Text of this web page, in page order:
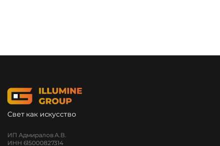
Свет как искусство
ИП Адмиралов А.В.
ИНН 615000827314